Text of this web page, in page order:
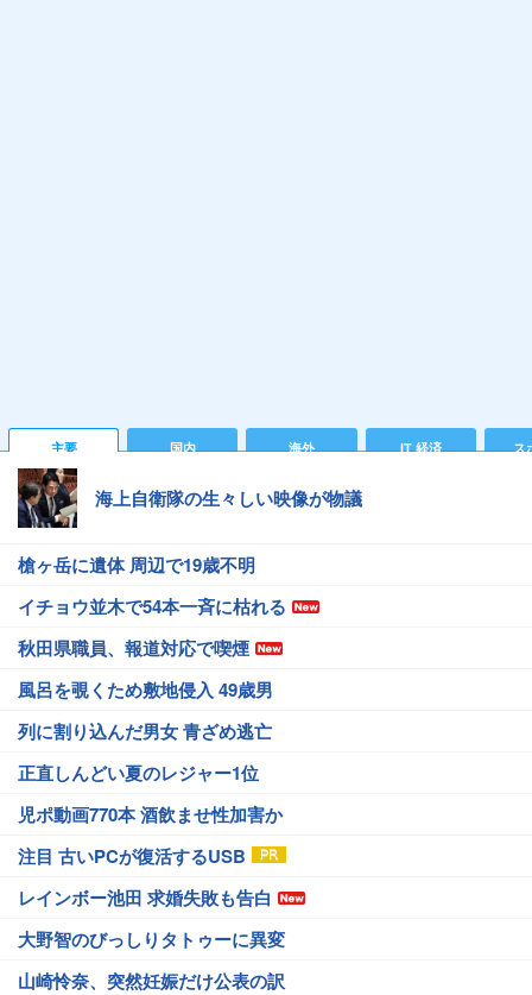
主要 国内 海外 IT 経済 ス
海上自衛隊の生々しい映像が物議
槍ヶ岳に遺体 周辺で19歳不明
イチョウ並木で54本一斉に枯れる
秋田県職員、報道対応で喫煙
風呂を覗くため敷地侵入 49歳男
列に割り込んだ男女 青ざめ逃亡
正直しんどい夏のレジャー1位
児ポ動画770本 酒飲ませ性加害か
注目 古いPCが復活するUSB
レインボー池田 求婚失敗も告白
大野智のびっしりタトゥーに異変
山崎怜奈、突然妊娠だけ公表の訳